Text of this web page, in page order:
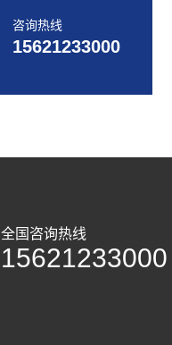
咨询热线
15621233000
全国咨询热线
15621233000